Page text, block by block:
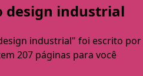
design industrial
industrial" foi escrito por
207 páginas para você